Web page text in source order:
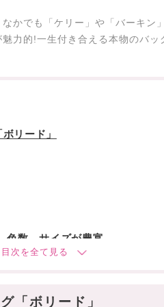
かでも「ケリー」や「バーキン
力的!一生付き合える本物のバッ
リード」
色数、サイズが豊富
「ボリード」